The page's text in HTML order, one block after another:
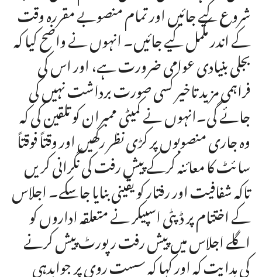
شروع کیے جائیں اور تمام منصوبے مقررہ وقت
کے اندر مکمل کیے جائیں۔ انہوں نے واضح کیا کہ
بجلی بنیادی عوامی ضرورت ہے، اور اس کی
فراہمی مزید تاخیر کسی صورت برداشت نہیں کی
جائے گی۔انہوں نے کمیٹی ممبران کو تلقین کی کہ
وہ جاری منصوبوں پر کڑی نظر رکھیں اور وقتاً فوقتاً
سائٹ کا معائنہ کرکے پیش رفت کی نگرانی کریں
تاکہ شفافیت اور رفتار کو یقینی بنایا جاسکے۔ اجلاس
کے اختتام پر ڈپٹی اسپیکر نے متعلقہ اداروں کو
اگلے اجلاس میں پیش رفت رپورٹ پیش کرنے
کی ہدایت کہ اور کہا کہ سست روی پر جوابدہی